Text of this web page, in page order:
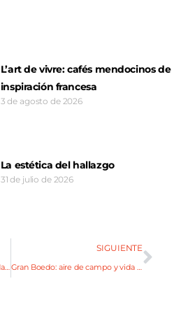
L’art de vivre: cafés mendocinos de
inspiración francesa
3 de agosto de 2026
La estética del hallazgo
31 de julio de 2026
SIGUIENTE